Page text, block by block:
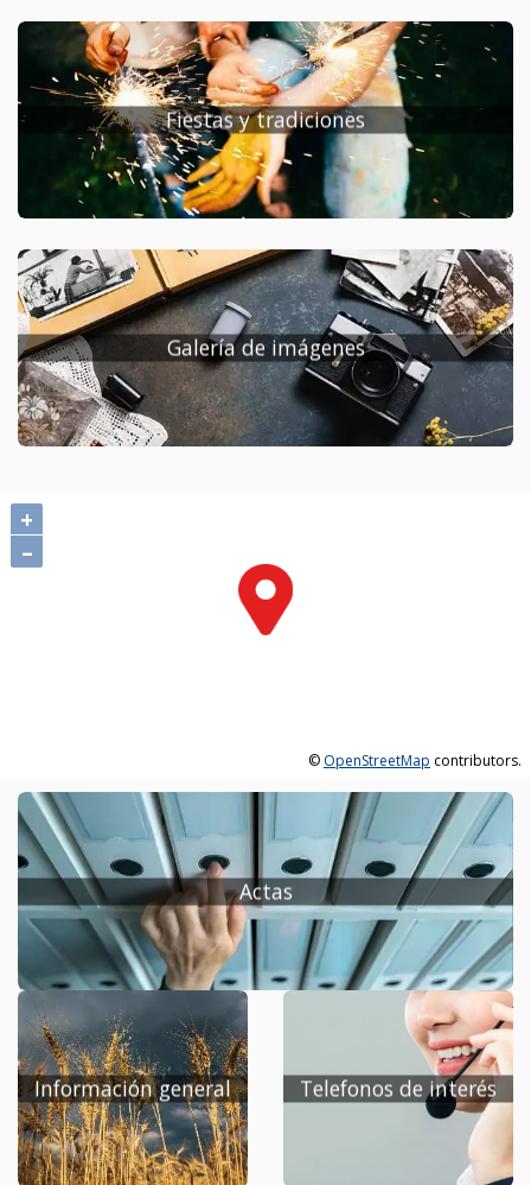
Fiestas y tradiciones
Galería de imágenes
+
–
© OpenStreetMap contributors.
Actas
Información general Telefonos de interés